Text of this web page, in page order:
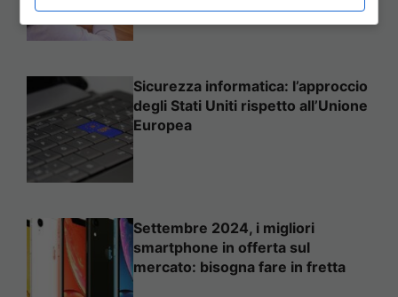
Sicurezza informatica: l’approccio
degli Stati Uniti rispetto all’Unione
Europea
Settembre 2024, i migliori
smartphone in offerta sul
mercato: bisogna fare in fretta